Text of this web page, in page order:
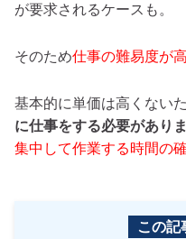
が要求されるケースも。
そのため仕事の難易度が
基本的に単価は高くないた
に仕事をする必要がありま
集中して作業する時間の
この記